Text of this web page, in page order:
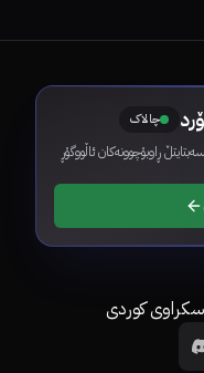
چالاک
ڕاوبۆچوونەکان ئاڵووگۆڕ
کوردی